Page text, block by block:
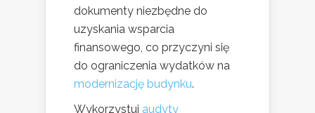
dokumenty niezbędne do
uzyskania wsparcia
finansowego, co przyczyni się
do ograniczenia wydatków na
modernizację budynku.
Wykorzystuj audyty